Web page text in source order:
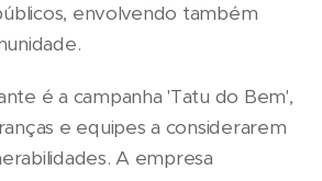
envolvendo também
é a campanha 'Tatu do Bem',
e equipes a considerarem
A empresa